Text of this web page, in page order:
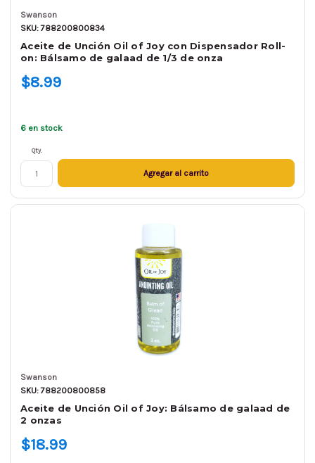
Swanson
SKU: 788200800834
Aceite de Unción Oil of Joy con Dispensador Roll-
on: Bálsamo de galaad de 1/3 de onza
$8.99
6 en stock
Qty.
Agregar al carrito
Swanson
SKU: 788200800858
Aceite de Unción Oil of Joy: Bálsamo de galaad de
2 onzas
$18.99